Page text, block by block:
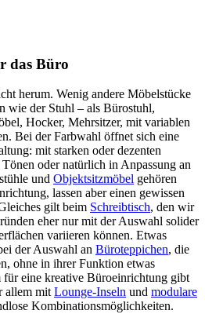
das Büro
herum. Wenig andere Möbelstücke
wie der Stuhl – als Bürostuhl,
Hocker, Mehrsitzer, mit variablen
Bei der Farbwahl öffnet sich eine
mit starken oder dezenten
oder natürlich in Anpassung an
und Objektsitzmöbel gehören
lassen aber einen gewissen
gilt beim Schreibtisch, den wir
eher nur mit der Auswahl solider
variieren können. Etwas
der Auswahl an Büroteppichen, die
ohne in ihrer Funktion etwas
für eine kreative Büroeinrichtung gibt
allem mit Lounge-Inseln und modulare
Kombinationsmöglichkeiten.